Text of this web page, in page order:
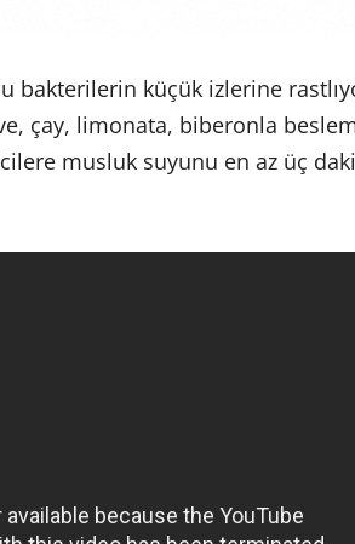
bakterilerin küçük izlerine
çay, limonata, biberonla
musluk suyunu en az üç